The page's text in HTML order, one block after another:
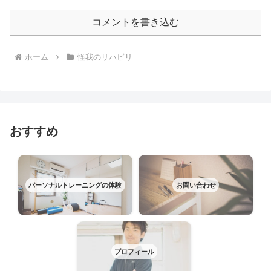
コメントを書き込む
ホーム 怪我のリハビリ
おすすめ
パーソナルトレーニングの体験 お問い合わせ
プロフィール